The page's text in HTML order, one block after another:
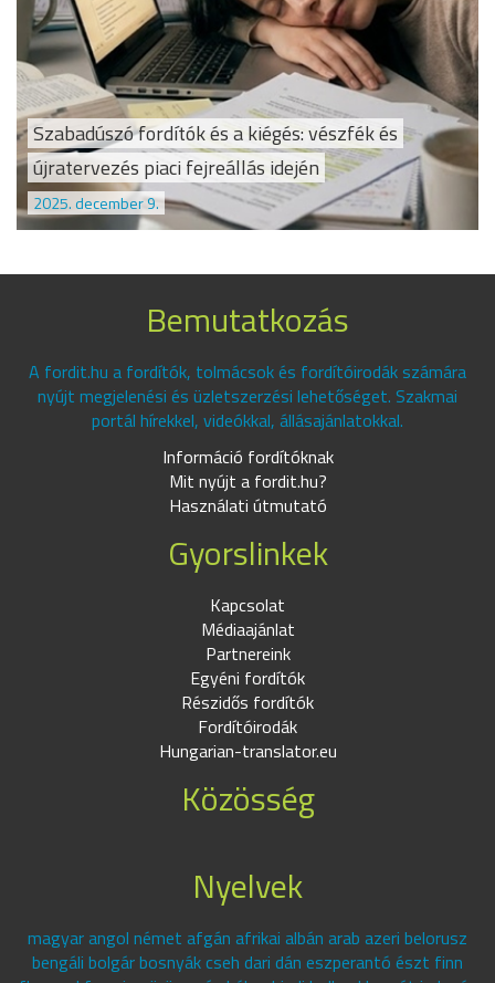
Szabadúszó fordítók és a kiégés: vészfék és
újratervezés piaci fejreállás idején
2025. december 9.
Bemutatkozás
A fordit.hu a fordítók, tolmácsok és fordítóirodák számára
nyújt megjelenési és üzletszerzési lehetőséget. Szakmai
portál hírekkel, videókkal, állásajánlatokkal.
Információ fordítóknak
Mit nyújt a fordit.hu?
Használati útmutató
Gyorslinkek
Kapcsolat
Médiaajánlat
Partnereink
Egyéni fordítók
Részidős fordítók
Fordítóirodák
Hungarian-translator.eu
Közösség
Nyelvek
magyar angol német afgán afrikai albán arab azeri belorusz
bengáli bolgár bosnyák cseh dari dán eszperantó észt finn